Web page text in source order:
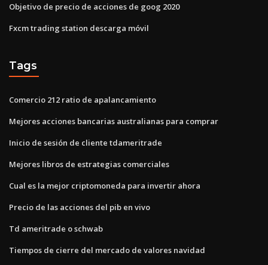
Objetivo de precio de acciones de goog 2020
Fxcm trading station descarga móvil
Tags
Comercio 212 ratio de apalancamiento
Mejores acciones bancarias australianas para comprar
Inicio de sesión de cliente tdameritrade
Mejores libros de estrategias comerciales
Cual es la mejor criptomoneda para invertir ahora
Precio de las acciones del pib en vivo
Td ameritrade o schwab
Tiempos de cierre del mercado de valores navidad